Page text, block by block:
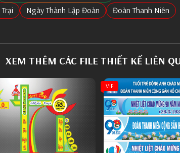
Ngày Thành Lập Đoàn
Đoàn Thanh Niên
XEM THÊM CÁC FILE THIẾT KẾ LIÊN
VIP